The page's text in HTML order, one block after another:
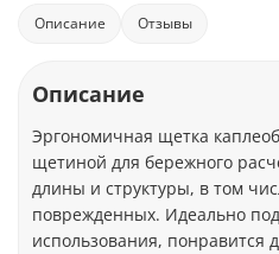
Описание Отзывы
Описание
Эргономичная щетка
щетиной для бережного
длины и структуры, в том
поврежденных. Идеально
использования, понравится